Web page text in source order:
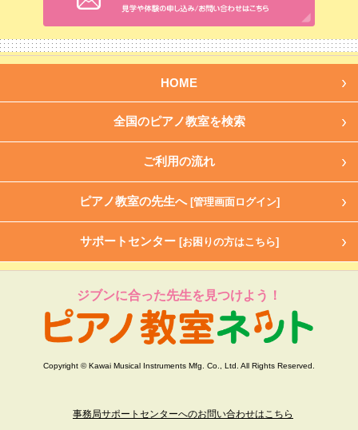
HOME
全国のピアノ教室を検索
ご利用の流れ
ピアノ教室の先生へ [管理画面ログイン]
サポートセンター [お困りの方はこちら]
ジブンに合った先生を見つけよう！
Copyright © Kawai Musical Instruments Mfg. Co., Ltd. All Rights Reserved.
事務局サポートセンターへのお問い合わせはこちら